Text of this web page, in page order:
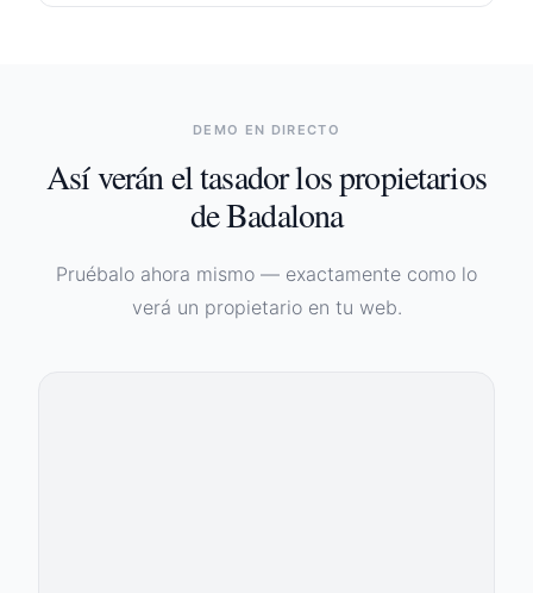
DEMO EN DIRECTO
Así verán el tasador los propietarios
deBadalona
Pruébalo ahora mismo — exactamente como lo
verá un propietario en tu web.